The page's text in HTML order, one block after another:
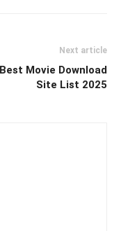
Next article
Movie Download
Site List 2025